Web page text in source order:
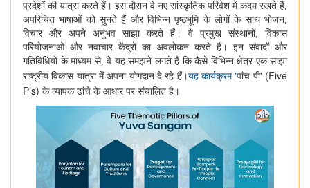
प्रदेशों की यात्रा करते हैं। इस दौरान वे नए सांस्कृतिक परिवेश में कदम रखते हैं,
अपरिचित भाषाओं को सुनते हैं और विभिन्न पृष्ठभूमि के लोगों के साथ भोजन,
विचार और अपने अनुभव साझा करते हैं। वे प्रमुख संस्थानों, विकास
परियोजनाओं और नवाचार केंद्रों का अवलोकन करते हैं। इन संवादों और
गतिविधियों के माध्यम से, वे यह समझने लगते हैं कि कैसे विभिन्न क्षेत्र एक साझा
राष्ट्रीय विकास यात्रा में अपना योगदान दे रहे हैं।यह कार्यक्रम'पांच पी' (Five
P’s) के व्यापक ढांचे के आधार पर संचालित है।